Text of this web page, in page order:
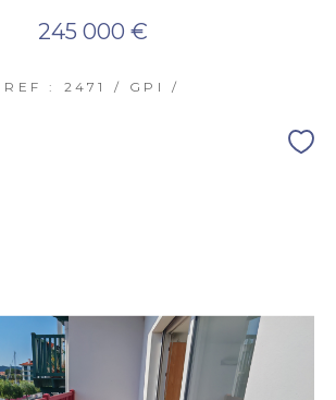
245 000 €
REF : 2471 / GPI /